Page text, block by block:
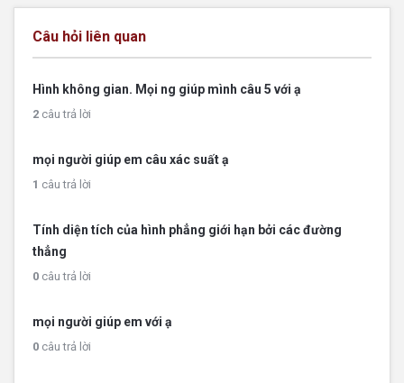
Câu hỏi liên quan
Hình không gian. Mọi ng giúp mình câu 5 với ạ
2 câu trả lời
mọi người giúp em câu xác suất ạ
1 câu trả lời
Tính diện tích của hình phẳng giới hạn bởi các đường
thẳng
0 câu trả lời
mọi người giúp em với ạ
0 câu trả lời